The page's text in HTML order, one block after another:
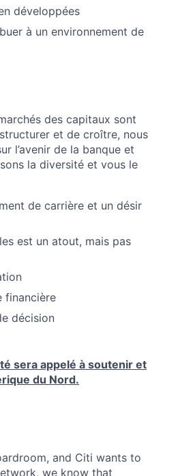
développées
à un environnement de
des capitaux sont
et de croître, nous
l’avenir de la banque et
la diversité et vous le
de carrière et un désir
est un atout, mais pas
financière
décision
sera appelé à soutenir et
du Nord.
and Citi wants to
we know that